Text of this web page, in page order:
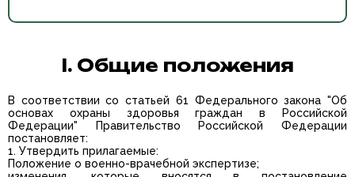
I. Общие положения
В соответствии со статьей 61 Федерального закона "Об
основах охраны здоровья граждан в Российской
Федерации" Правительство Российской Федерации
постановляет:
1. Утвердить прилагаемые:
Положение о военно-врачебной экспертизе;